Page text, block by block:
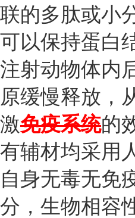
联的多肽或小
可以保持蛋白
注射动物体内
原缓慢释放，
激免疫系统的
有辅材均采用
自身无毒无免
分，生物相容